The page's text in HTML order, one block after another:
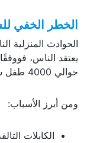
الخطر الخفي
الحوادث المنزلية
يعتقد الناس،
حوالي 4000 طفل سنويًا في الولايات المتحدة بحروق كهربائية.
ومن أبرز الأسباب:
الكابلات